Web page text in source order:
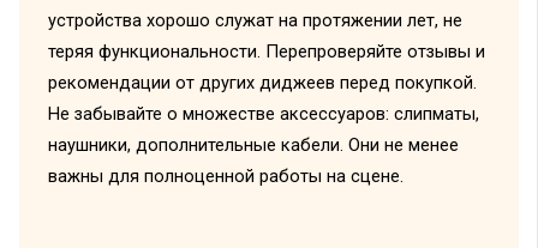
устройства хорошо служат на протяжении лет, не
теряя функциональности. Перепроверяйте отзывы и
рекомендации от других диджеев перед покупкой.
Не забывайте о множестве аксессуаров: слипматы,
наушники, дополнительные кабели. Они не менее
важны для полноценной работы на сцене.